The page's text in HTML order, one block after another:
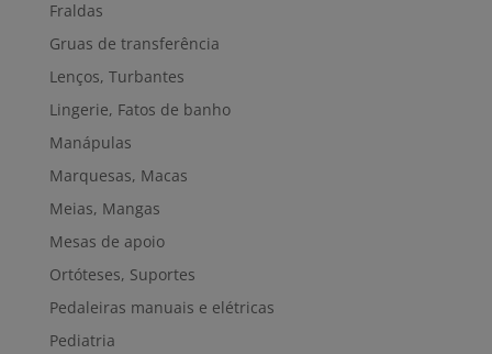
Fraldas
Gruas de transferência
Lenços, Turbantes
Lingerie, Fatos de banho
Manápulas
Marquesas, Macas
Meias, Mangas
Mesas de apoio
Ortóteses, Suportes
Pedaleiras manuais e elétricas
Pediatria